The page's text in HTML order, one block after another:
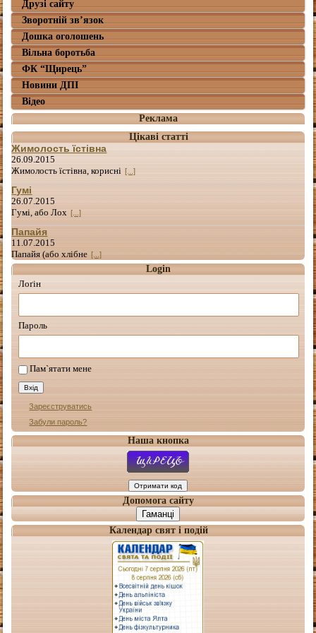
Друзі сайту
Зворотній зв’язок
Дошка оголошень
Вільна боротьба
ФК “Щирець”
Новини ДПІ
Відео
Реклама
Цікаві статті
Жимолость їстівна
26.09.2015
Жимолость їстівна, корисні [...]
Гумі
26.07.2015
Гумі, або Лох [...]
Папайя
11.07.2015
Папайя (або хлібне [...]
Login
Лоґін
Пароль
Пам`ятати мене
Зареєструватись
Забули пароль?
Наша кнопка
Допомога сайту
Гаманці
Календар свят і подій